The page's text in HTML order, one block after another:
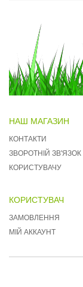
НАШ МАГАЗИН
КОНТАКТИ
ЗВОРОТНІЙ ЗВ'ЯЗОК
КОРИСТУВАЧУ
КОРИСТУВАЧ
ЗАМОВЛЕННЯ
МІЙ АККАУНТ